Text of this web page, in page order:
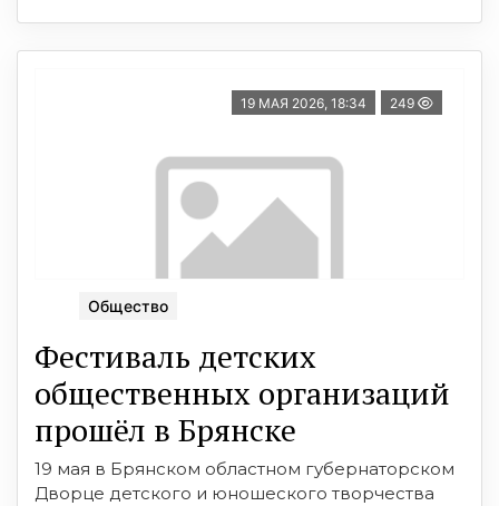
19 МАЯ 2026, 18:34 249
Общество
Фестиваль детских
общественных организаций
прошёл в Брянске
19 мая в Брянском областном губернаторском
Дворце детского и юношеского творчества